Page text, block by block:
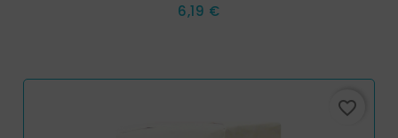
Prix
6,19 €
favorite_border